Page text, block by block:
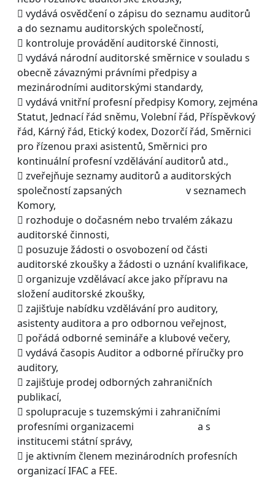
 vydává osvědčení o zápisu do seznamu auditorů
a do seznamu auditorských společností,
 kontroluje provádění auditorské činnosti,
 vydává národní auditorské směrnice v souladu s
obecně závaznými právními předpisy a
mezinárodními auditorskými standardy,
 vydává vnitřní profesní předpisy Komory, zejména
Statut, Jednací řád sněmu, Volební řád, Příspěvkový
řád, Kárný řád, Etický kodex, Dozorčí řád, Směrnici
pro řízenou praxi asistentů, Směrnici pro
kontinuální profesní vzdělávání auditorů atd.,
 zveřejňuje seznamy auditorů a auditorských
společností zapsaných v seznamech
Komory,
 rozhoduje o dočasném nebo trvalém zákazu
auditorské činnosti,
 posuzuje žádosti o osvobození od části
auditorské zkoušky a žádosti o uznání kvalifikace,
 organizuje vzdělávací akce jako přípravu na
složení auditorské zkoušky,
 zajišťuje nabídku vzdělávání pro auditory,
asistenty auditora a pro odbornou veřejnost,
 pořádá odborné semináře a klubové večery,
 vydává časopis Auditor a odborné příručky pro
auditory,
 zajišťuje prodej odborných zahraničních
publikací,
 spolupracuje s tuzemskými i zahraničními
profesními organizacemi a s
institucemi státní správy,
 je aktivním členem mezinárodních profesních
organizací IFAC a FEE.